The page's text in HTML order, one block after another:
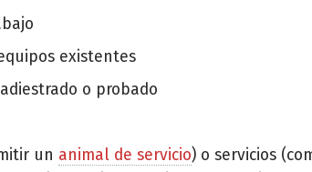
existentes
o probado
un animal de servicio) o servicios